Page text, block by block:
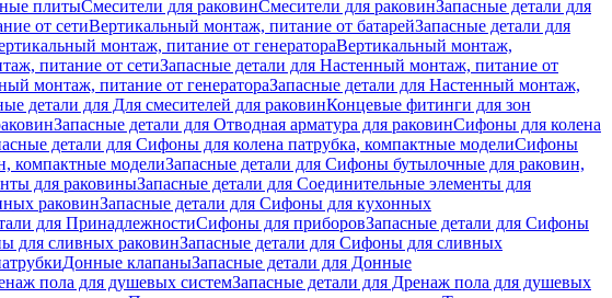
плитыСмесители для раковинСмесители для раковинЗапасные детали для
от сетиВертикальный монтаж, питание от батарейЗапасные детали для
монтаж, питание от генератораВертикальный монтаж,
питание от сетиЗапасные детали для Настенный монтаж, питание от
монтаж, питание от генератораЗапасные детали для Настенный монтаж,
детали для Для смесителей для раковинКонцевые фитинги для зон
Запасные детали для Отводная арматура для раковинСифоны для колена
детали для Сифоны для колена патрубка, компактные моделиСифоны
компактные моделиЗапасные детали для Сифоны бутылочные для раковин,
для раковиныЗапасные детали для Соединительные элементы для
раковинЗапасные детали для Сифоны для кухонных
для ПринадлежностиСифоны для приборовЗапасные детали для Сифоны
для сливных раковинЗапасные детали для Сифоны для сливных
Донные клапаныЗапасные детали для Донные
пола для душевых системЗапасные детали для Дренаж пола для душевых